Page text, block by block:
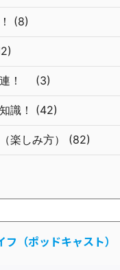
(8)
連！ (3)
識！ (42)
楽しみ方） (82)
（ポッドキャスト）